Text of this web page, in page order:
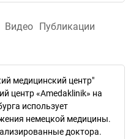
Видео Публикации
медицинский центр"
центр «Amedaklinik» на
использует
немецкой медицины.
доктора.